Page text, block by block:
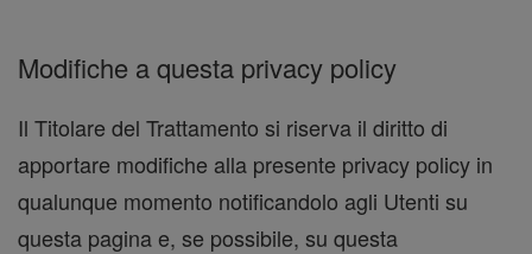
Modifiche a questa privacy policy
Il Titolare del Trattamento si riserva il diritto di
apportare modifiche alla presente privacy policy in
qualunque momento notificandolo agli Utenti su
questa pagina e, se possibile, su questa